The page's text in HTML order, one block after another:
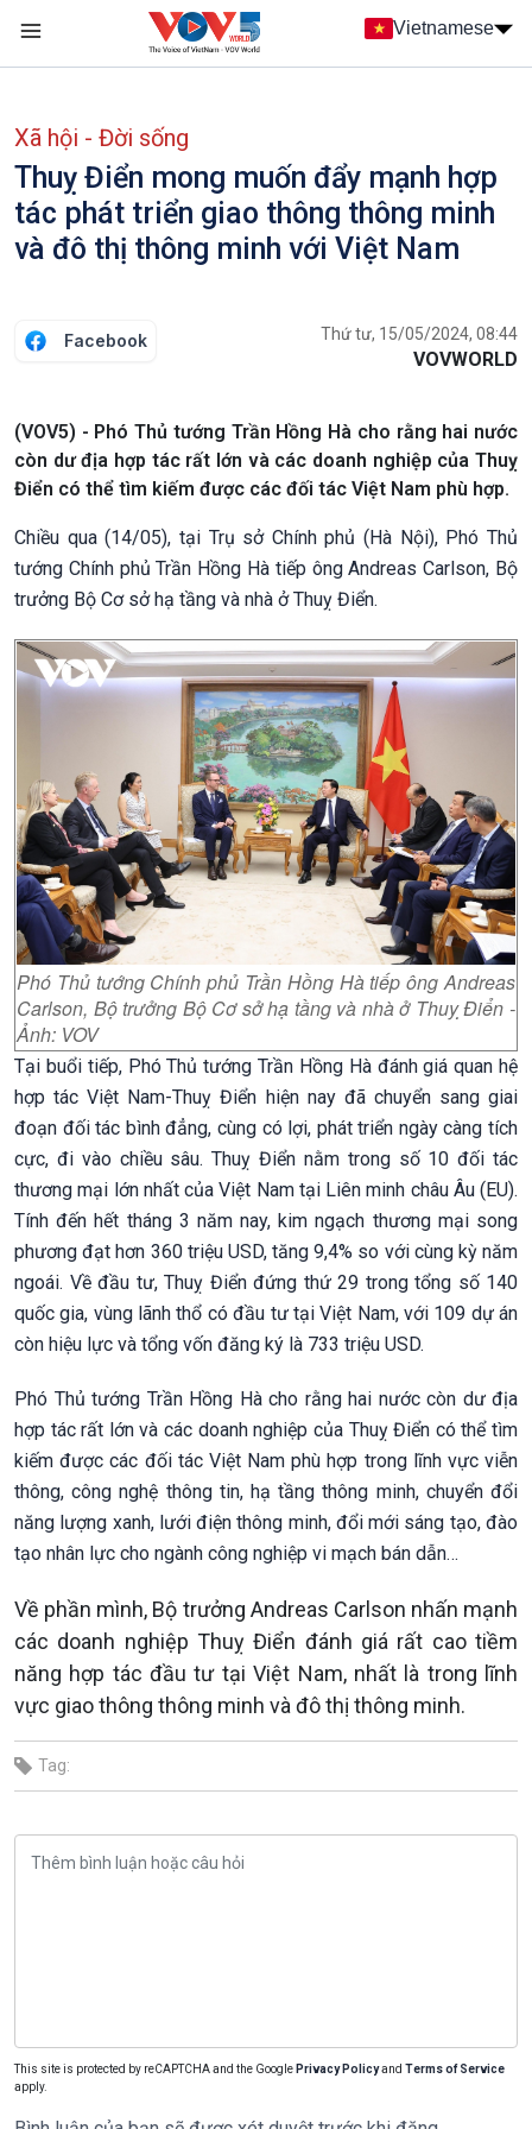
Nhảy đến nội dung
Vietnamese
Xã hội - Đời sống
Thuỵ Điển mong muốn đẩy mạnh hợp
tác phát triển giao thông thông minh
và đô thị thông minh với Việt Nam
Facebook Thứ tư, 15/05/2024, 08:44
VOVWORLD
(VOV5) - Phó Thủ tướng Trần Hồng Hà cho rằng hai nước
còn dư địa hợp tác rất lớn và các doanh nghiệp của Thuỵ
Điển có thể tìm kiếm được các đối tác Việt Nam phù hợp.
Chiều qua (14/05), tại Trụ sở Chính phủ (Hà Nội), Phó Thủ
tướng Chính phủ Trần Hồng Hà tiếp ông Andreas Carlson, Bộ
trưởng Bộ Cơ sở hạ tầng và nhà ở Thuỵ Điển.
Phó Thủ tướng Chính phủ Trần Hồng Hà tiếp ông Andreas
Carlson, Bộ trưởng Bộ Cơ sở hạ tầng và nhà ở Thuỵ Điển -
Ảnh: VOV
Tại buổi tiếp, Phó Thủ tướng Trần Hồng Hà đánh giá quan hệ
hợp tác Việt Nam-Thuỵ Điển hiện nay đã chuyển sang giai
đoạn đối tác bình đẳng, cùng có lợi, phát triển ngày càng tích
cực, đi vào chiều sâu. Thuỵ Điển nằm trong số 10 đối tác
thương mại lớn nhất của Việt Nam tại Liên minh châu Âu (EU).
Tính đến hết tháng 3 năm nay, kim ngạch thương mại song
phương đạt hơn 360 triệu USD, tăng 9,4% so với cùng kỳ năm
ngoái. Về đầu tư, Thuỵ Điển đứng thứ 29 trong tổng số 140
quốc gia, vùng lãnh thổ có đầu tư tại Việt Nam, với 109 dự án
còn hiệu lực và tổng vốn đăng ký là 733 triệu USD.
Phó Thủ tướng Trần Hồng Hà cho rằng hai nước còn dư địa
hợp tác rất lớn và các doanh nghiệp của Thuỵ Điển có thể tìm
kiếm được các đối tác Việt Nam phù hợp trong lĩnh vực viễn
thông, công nghệ thông tin, hạ tầng thông minh, chuyển đổi
năng lượng xanh, lưới điện thông minh, đổi mới sáng tạo, đào
tạo nhân lực cho ngành công nghiệp vi mạch bán dẫn…
Về phần mình, Bộ trưởng Andreas Carlson nhấn mạnh
các doanh nghiệp Thuỵ Điển đánh giá rất cao tiềm
năng hợp tác đầu tư tại Việt Nam, nhất là trong lĩnh
vực giao thông thông minh và đô thị thông minh.
Tag:
This site is protected by reCAPTCHA and the Google Privacy Policyand Terms of Service
apply.